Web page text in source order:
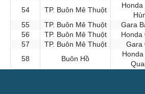
54 TP. Buôn Mê Thuột
Honda
55
TP. Buôn Mê Thuột Gara
56
TP. Buôn Mê Thuột Honda
57
TP. Buôn Mê Thuột Gara
58
Buôn Hồ